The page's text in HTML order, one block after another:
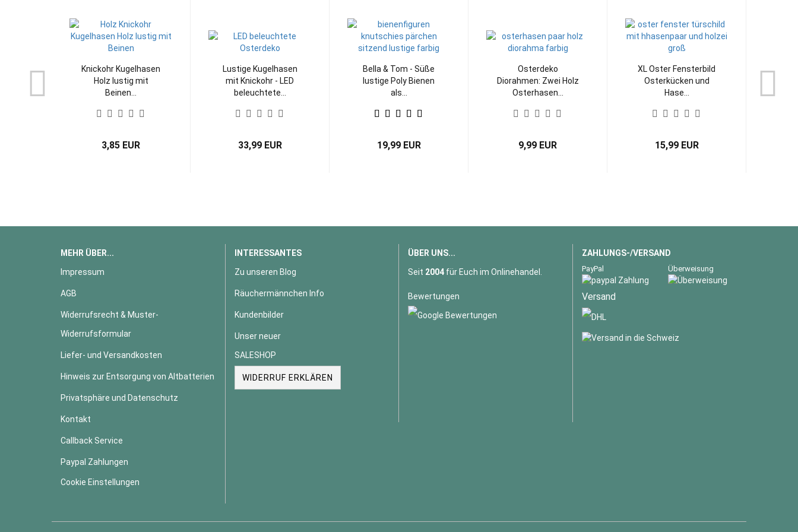
Knickohr Kugelhasen
Holz lustig mit
Beinen...
3,85 EUR
Lustige Kugelhasen
mit Knickohr - LED
beleuchtete...
33,99 EUR
Bella & Tom - Süße
lustige Poly Bienen
als...
19,99 EUR
Osterdeko
Diorahmen: Zwei Holz
Osterhasen...
9,99 EUR
XL Oster Fensterbild
Osterkücken und
Hase...
15,99 EUR
MEHR ÜBER...
Impressum
AGB
Widerrufsrecht & Muster-
Widerrufsformular
Liefer- und Versandkosten
Hinweis zur Entsorgung von Altbatterien
Privatsphäre und Datenschutz
Kontakt
Callback Service
Paypal Zahlungen
Cookie Einstellungen
INTERESSANTES
Zu unseren Blog
Räuchermännchen Info
Kundenbilder
Unser neuer
SALESHOP
WIDERRUF ERKLÄREN
ÜBER UNS...
Seit 2004 für Euch im Onlinehandel.
Bewertungen
ZAHLUNGS-/VERSAND
PayPal Überweisung
Versand